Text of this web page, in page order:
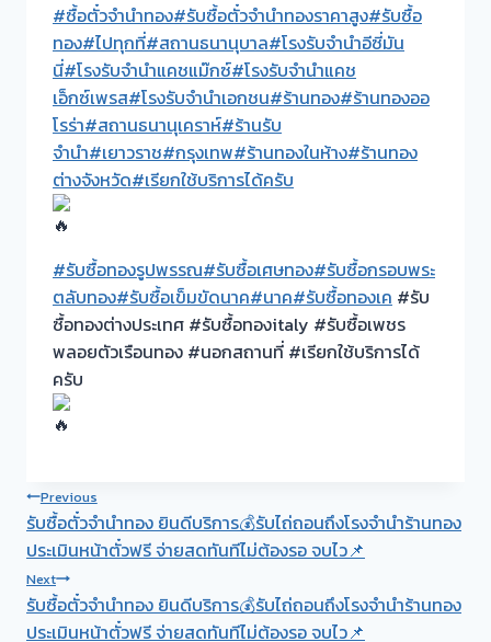
#ซื้อตั๋วจำนำทอง#รับซื้อตั๋วจำนำทองราคาสูง#รับซื้อ
ทอง#ไปทุกที่#สถานธนานุบาล#โรงรับจำนำอีซี่มัน
นี่#โรงรับจำนำแคชแม๊กซ์#โรงรับจำนำแคช
เอ็กซ์เพรส#โรงรับจำนำเอกชน#ร้านทอง#ร้านทองออ
โรร่า#สถานธนานุเคราห์#ร้านรับ
จำนำ#เยาวราช#กรุงเทพ#ร้านทองในห้าง#ร้านทอง
ต่างจังหวัด#เรียกใช้บริการได้ครับ
#รับซื้อทองรูปพรรณ#รับซื้อเศษทอง#รับซื้อกรอบพระ
ตลับทอง#รับซื้อเข็มขัดนาค#นาค#รับซื้อทองเค #รับ
ซื้อทองต่างประเทศ #รับซื้อทองitaly #รับซื้อเพชร
พลอยตัวเรือนทอง #นอกสถานที่ #เรียกใช้บริการได้
ครับ
Post
navigation
Previous
รับซื้อตั๋วจำนำทอง ยินดีบริการ💰รับไถ่ถอนถึงโรงจำนำร้านทอง
ประเมินหน้าตั๋วฟรี จ่ายสดทันทีไม่ต้องรอ จบไว📌
Next
รับซื้อตั๋วจำนำทอง ยินดีบริการ💰รับไถ่ถอนถึงโรงจำนำร้านทอง
ประเมินหน้าตั๋วฟรี จ่ายสดทันทีไม่ต้องรอ จบไว📌